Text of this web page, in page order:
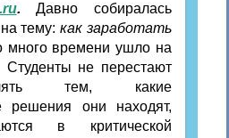
.
Давно собиралась
на тему:как заработать
много времени ушло на
Студенты не перестают
тем, какие
решения они находят,
в критической